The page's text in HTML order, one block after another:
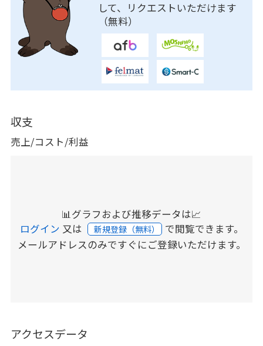
して、リクエストいただけます
（無料）
収支
売上/コスト/利益
📊グラフおよび推移データは📈
ログイン 又は 新規登録（無料） で閲覧できます。
メールアドレスのみですぐにご登録いただけます。
アクセスデータ